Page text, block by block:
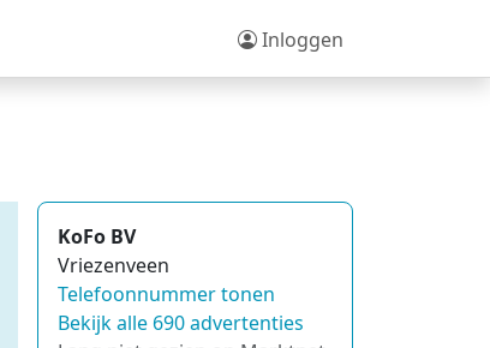
Inloggen
KoFo BV
Vriezenveen
Telefoonnummer tonen
Bekijk alle 690 advertenties